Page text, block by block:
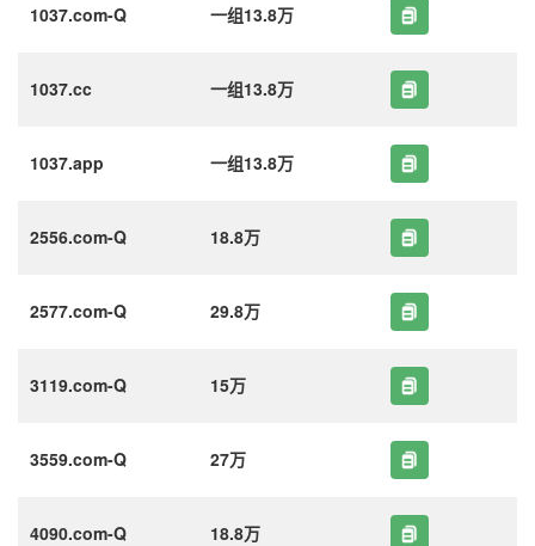
1037.com-Q 一组13.8万
1037.cc 一组13.8万
1037.app 一组13.8万
2556.com-Q 18.8万
2577.com-Q 29.8万
3119.com-Q 15万
3559.com-Q 27万
4090.com-Q 18.8万